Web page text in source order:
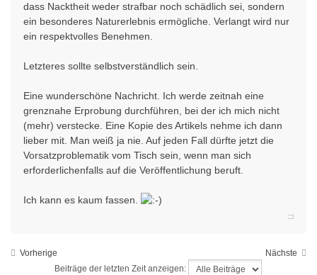
dass Nacktheit weder strafbar noch schädlich sei, sondern
ein besonderes Naturerlebnis ermögliche. Verlangt wird nur
ein respektvolles Benehmen.
Letzteres sollte selbstverständlich sein.
Eine wunderschöne Nachricht. Ich werde zeitnah eine
grenznahe Erprobung durchführen, bei der ich mich nicht
(mehr) verstecke. Eine Kopie des Artikels nehme ich dann
lieber mit. Man weiß ja nie. Auf jeden Fall dürfte jetzt die
Vorsatzproblematik vom Tisch sein, wenn man sich
erforderlichenfalls auf die Veröffentlichung beruft.
Ich kann es kaum fassen.
Vorherige
Nächste
Beiträge der letzten Zeit anzeigen: